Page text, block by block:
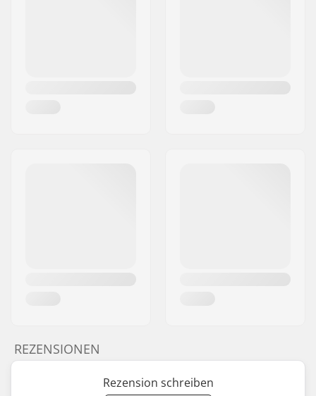
REZENSIONEN
Rezension schreiben